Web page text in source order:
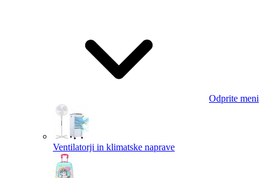
Odprite meni
Ventilatorji in klimatske naprave